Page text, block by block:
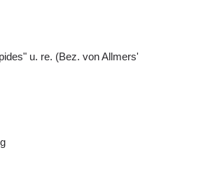
u. re. (Bez. von Allmers'